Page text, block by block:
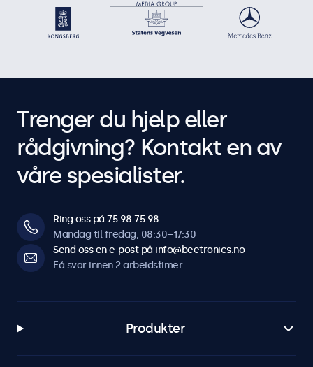
Trenger du hjelp eller
rådgivning? Kontakt en av
våre spesialister.
Ring oss på 75 98 75 98
Mandag til fredag, 08:30–17:30
Send oss en e-post på info@beetronics.no
Få svar innen 2 arbeidstimer
Produkter